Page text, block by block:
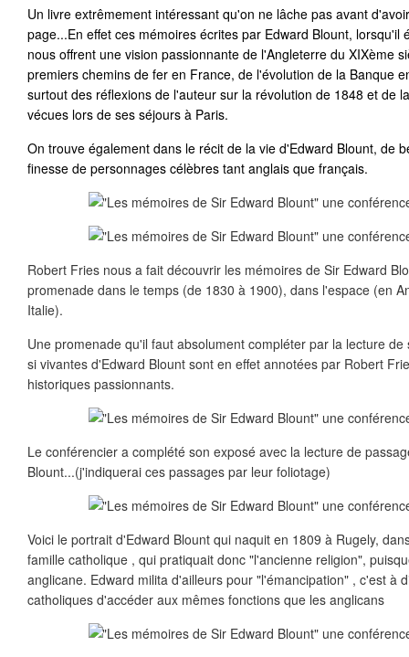
Un livre extrêmement intéressant qu'on ne lâche pas avant
page...En effet ces mémoires écrites par Edward Blount, lorsqu'il
nous offrent une vision passionnante de l'Angleterre du XIXème
premiers chemins de fer en France, de l'évolution de la Banque
surtout des réflexions de l'auteur sur la révolution de 1848 et de
vécues lors de ses séjours à Paris.
On trouve également dans le récit de la vie d'Edward Blount, de
finesse de personnages célèbres tant anglais que français.
Robert Fries nous a fait découvrir les mémoires de Sir Edward
promenade dans le temps (de 1830 à 1900), dans l'espace (en
Italie).
Une promenade qu'il faut absolument compléter par la lecture
si vivantes d'Edward Blount sont en effet annotées par Robert
historiques passionnants.
Le conférencier a complété son exposé avec la lecture de
Blount...(j'indiquerai ces passages par leur foliotage)
Voici le portrait d'Edward Blount qui naquit en 1809 à Rugely,
famille catholique , qui pratiquait donc "l'ancienne religion",
anglicane. Edward milita d'ailleurs pour "l'émancipation" , c'est à
catholiques d'accéder aux mêmes fonctions que les anglicans